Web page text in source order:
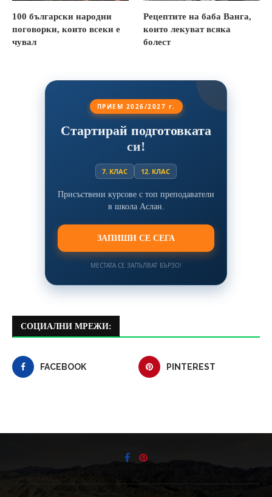
100 български народни
поговорки, които всеки е
чувал
Рецептите на баба Ванга,
които лекуват всяка
болест
ПРИЕМ 2026/2027 г.
Стартирай подготовката
си!
7. КЛАС 12. КЛАС
Присъствени курсове с топ преподаватели
в школа Аслан.
ЗАПИШИ СЕ СЕГА
МЕСТАТА СЕ ЗАПЪЛВАТ БЪРЗО!
СОЦИАЛНИ МРЕЖИ:
FACEBOOK PINTEREST